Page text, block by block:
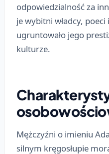
odpowiedzialność za
je wybitni władcy,
ugruntowało jego
kulturze.
Mężczyźni o imieniu
silnym kręgosłupie